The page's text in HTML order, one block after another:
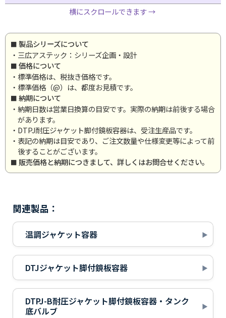
横にスクロールできます →
製品シリーズについて
・三広アステック：シリーズ企画・設計
価格について
・標準価格は、税抜き価格です。
・標準価格（@）は、都度お見積です。
納期について
・納期日数は営業日換算の目安です。実際の納期は前後する場合
があります。
・DTPJ耐圧ジャケット脚付鏡板容器は、受注生産品です。
・表記の納期は目安であり、ご注文数量や仕様変更等によって前
後することがございます。
販売価格と納期につきまして、詳しくはお問合せください。
関連製品：
温調ジャケット容器
DTJジャケット脚付鏡板容器
DTPJ-B耐圧ジャケット脚付鏡板容器・タンク
底バルブ